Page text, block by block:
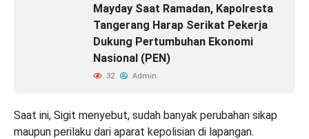
Mayday Saat Ramadan, Kapolresta
Tangerang Harap Serikat Pekerja
Dukung Pertumbuhan Ekonomi
Nasional (PEN)
32 Admin
Saat ini, Sigit menyebut, sudah banyak perubahan sikap
maupun perilaku dari aparat kepolisian di lapangan.